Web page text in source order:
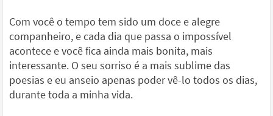
Com você o tempo tem sido um doce e alegre
companheiro, e cada dia que passa o impossível
acontece e você fica ainda mais bonita, mais
interessante. O seu sorriso é a mais sublime das
poesias e eu anseio apenas poder vê-lo todos os dias,
durante toda a minha vida.